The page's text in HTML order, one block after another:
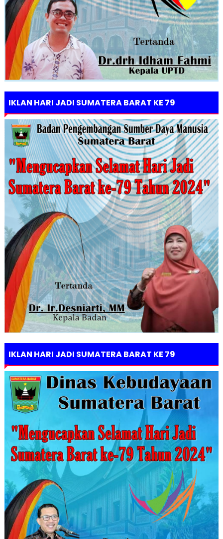
IKLAN HARI JADI SUMATERA BARAT KE 79
IKLAN HARI JADI SUMATERA BARAT KE 79